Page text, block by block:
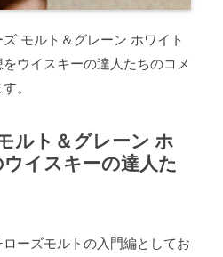
モルト＆グレーン ホワイト
ウイスキーの達人たちのコメ
。
ルト＆グレーン ホ
イスキーの達人た
ーズモルトの入門編としてお